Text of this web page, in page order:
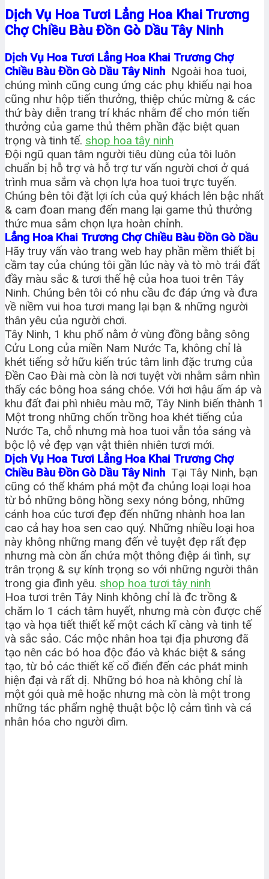
Dịch Vụ Hoa Tươi Lẳng Hoa Khai Trương
Chợ Chiều Bàu Đồn Gò Dầu Tây Ninh
Dịch Vụ Hoa Tươi Lẳng Hoa Khai Trương Chợ
Chiều Bàu Đồn Gò Dầu Tây Ninh Ngoài hoa tuoi,
chúng mình cũng cung ứng các phụ khiếu nại hoa
cũng như hộp tiến thưởng, thiệp chúc mừng & các
thứ bày diễn trang trí khác nhằm để cho món tiến
thưởng của game thủ thêm phần đặc biệt quan
trọng và tinh tế. shop hoa tây ninh
Đội ngũ quan tâm người tiêu dùng của tôi luôn
chuẩn bị hỗ trợ và hỗ trợ tư vấn người chơi ở quá
trình mua sắm và chọn lựa hoa tuoi trực tuyến.
Chúng bên tôi đặt lợi ích của quý khách lên bậc nhất
& cam đoan mang đến mang lại game thủ thưởng
thức mua sắm chọn lựa hoàn chỉnh.
Lẳng Hoa Khai Trương Chợ Chiều Bàu Đồn Gò Dầu
Hãy truy vấn vào trang web hay phần mềm thiết bị
cầm tay của chúng tôi gần lúc này và tò mò trái đất
đầy màu sắc & tươi thế hệ của hoa tuoi trên Tây
Ninh. Chúng bên tôi có nhu cầu đc đáp ứng và đưa
về niềm vui hoa tươi mang lại bạn & những người
thân yêu của người chơi.
Tây Ninh, 1 khu phố nằm ở vùng đồng bằng sông
Cửu Long của miền Nam Nước Ta, không chỉ là
khét tiếng sở hữu kiến trúc tâm linh đặc trưng của
Đền Cao Đài mà còn là nơi tuyệt vời nhằm sắm nhìn
thấy các bông hoa sáng chóe. Với hơi hậu ấm áp và
khu đất đai phì nhiêu màu mỡ, Tây Ninh biến thành 1
Một trong những chốn trồng hoa khét tiếng của
Nước Ta, chỗ nhưng mà hoa tuoi vẫn tỏa sáng và
bộc lộ vẻ đẹp vạn vật thiên nhiên tươi mới.
Dịch Vụ Hoa Tươi Lẳng Hoa Khai Trương Chợ
Chiều Bàu Đồn Gò Dầu Tây Ninh Tại Tây Ninh, bạn
cũng có thể khám phá một đa chủng loại loại hoa
từ bỏ những bông hồng sexy nóng bỏng, những
cánh hoa cúc tươi đẹp đến những nhành hoa lan
cao cả hay hoa sen cao quý. Những nhiều loại hoa
này không những mang đến vẻ tuyệt đẹp rất đẹp
nhưng mà còn ẩn chứa một thông điệp ái tình, sự
trân trọng & sự kính trọng so với những người thân
trong gia đình yêu. shop hoa tươi tây ninh
Hoa tươi trên Tây Ninh không chỉ là đc trồng &
chăm lo 1 cách tâm huyết, nhưng mà còn được chế
tạo và họa tiết thiết kế một cách kĩ càng và tinh tế
và sắc sảo. Các mộc nhân hoa tại địa phương đã
tạo nên các bó hoa độc đáo và khác biệt & sáng
tạo, từ bỏ các thiết kế cổ điển đến các phát minh
hiện đại và rất dị. Những bó hoa nà không chỉ là
một gói quà mê hoặc nhưng mà còn là một trong
những tác phẩm nghệ thuật bộc lộ cảm tình và cá
nhân hóa cho người dìm.